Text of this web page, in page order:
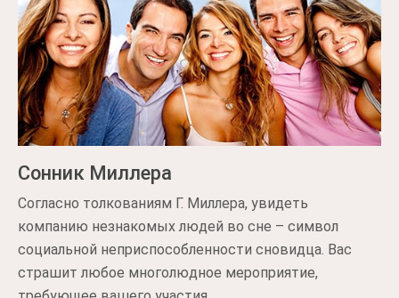
Сонник Миллера
Согласно толкованиям Г. Миллера, увидеть
компанию незнакомых людей во сне – символ
социальной неприспособленности сновидца. Вас
страшит любое многолюдное мероприятие,